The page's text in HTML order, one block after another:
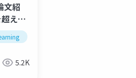
深層学習
文紹
える
5.2K